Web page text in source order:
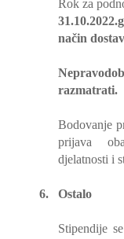
Rok za
način
razmatrati.
Bodovanje
prijava
djelatnosti i
6. Ostalo
Stipendije